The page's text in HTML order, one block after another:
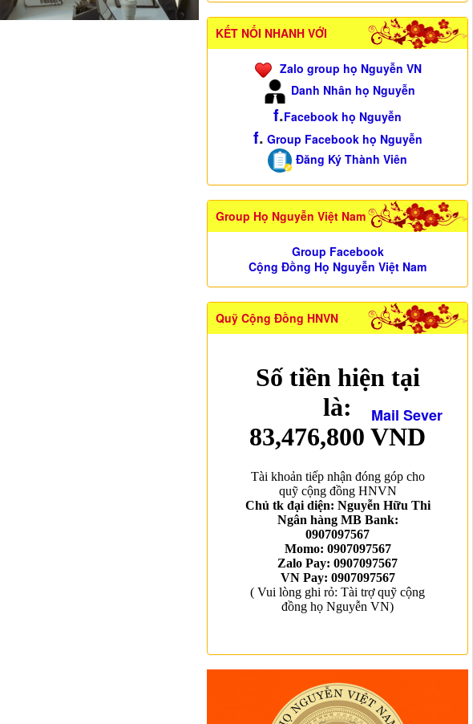
KẾT NỐI NHANH VỚI
Zalo group họ Nguyễn VN
Danh Nhân họ Nguyễn
f.Facebook họ Nguyễn
f. Group Facebook họ Nguyễn
Đăng Ký Thành Viên
Group Họ Nguyễn Việt Nam
Group Facebook
Cộng Đồng Họ Nguyễn Việt Nam
Quỹ Cộng Đồng HNVN
Mail Sever